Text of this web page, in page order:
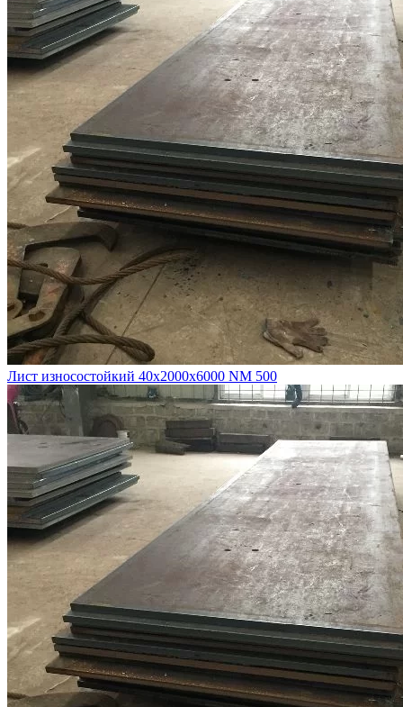
Лист износостойкий 40х2000х6000 NM 500